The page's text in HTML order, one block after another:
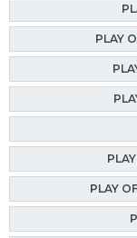
PLAY
PLAY